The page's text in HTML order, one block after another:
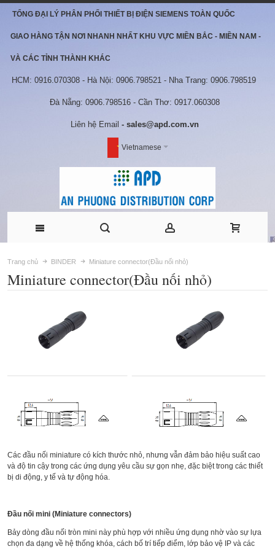
TỔNG ĐẠI LÝ PHÂN PHỐI THIẾT BỊ ĐIỆN SIEMENS TOÀN QUỐC
GIAO HÀNG TẬN NƠI NHANH NHẤT KHU VỰC MIỀN BẮC - MIỀN NAM -
VÀ CÁC TỈNH THÀNH KHÁC
HCM: 0916.070308 - Hà Nội: 0906.798521 - Nha Trang: 0906.798519
Đà Nẵng: 0906.798516 - Cần Thơ: 0917.060308
Liên hệ Email - sales@apd.com.vn
Vietnamese
Trang chủ BINDER Miniature connector(Đầu nối nhỏ)
Miniature connector(Đầu nối nhỏ)
Các đầu nối miniature có kích thước nhỏ, nhưng vẫn đảm bảo hiệu suất cao
và độ tin cậy trong các ứng dụng yêu cầu sự gọn nhẹ, đặc biệt trong các thiết
bị di động, y tế và tự động hóa.
Đầu nối mini (Miniature connectors)
Bảy dòng đầu nối tròn mini này phù hợp với nhiều ứng dụng nhờ vào sự lựa
chọn đa dạng về hệ thống khóa, cách bố trí tiếp điểm, lớp bảo vệ IP và các